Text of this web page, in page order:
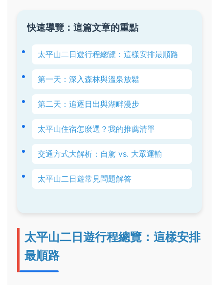
快速導覽：這篇文章的重點
太平山二日遊行程總覽：這樣安排最順路
第一天：深入森林與溫泉放鬆
第二天：追逐日出與湖畔漫步
太平山住宿怎麼選？我的推薦清單
交通方式大解析：自駕 vs. 大眾運輸
太平山二日遊常見問題解答
太平山二日遊行程總覽：這樣安排
最順路